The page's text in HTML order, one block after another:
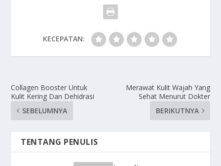
KECEPATAN:
Collagen Booster Untuk
Kulit Kering Dan Dehidrasi
SEBELUMNYA
Merawat Kulit Wajah Yang
Sehat Menurut Dokter
BERIKUTNYA
TENTANG PENULIS